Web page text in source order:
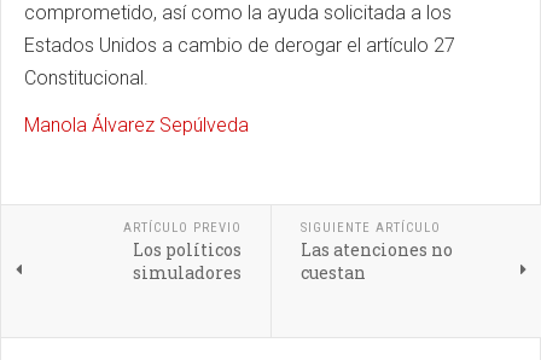
comprometido, así como la ayuda solicitada a los
Estados Unidos a cambio de derogar el artículo 27
Constitucional.
Manola Álvarez Sepúlveda
ARTÍCULO PREVIO
Los políticos
simuladores
SIGUIENTE ARTÍCULO
Las atenciones no
cuestan